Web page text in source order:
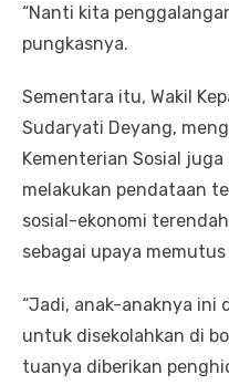
“Nanti kita
pungkasnya.
Sementara itu, Wakil
Sudaryati Deyang,
Kementerian Sosial
melakukan pendataan
sosial-ekonomi
sebagai upaya
“Jadi, anak-anaknya ini
untuk disekolahkan di
tuanya diberikan